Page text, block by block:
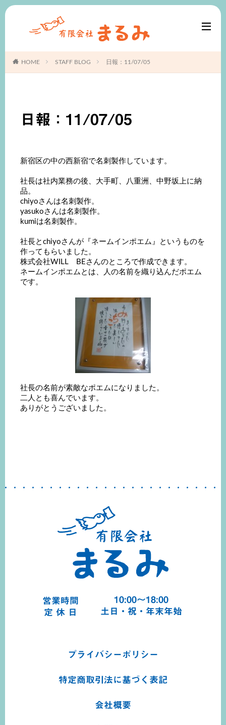
HOME STAFF BLOG 日報：11/07/05
日報：11/07/05
新宿区の中の西新宿で名刺製作しています。
社長は社内業務の後、大手町、八重洲、中野坂上に納
品。
chiyoさんは名刺製作。
yasukoさんは名刺製作。
kumiは名刺製作。
社長とchiyoさんが『ネームインポエム』というものを
作ってもらいました。
株式会社WILL BEさんのところで作成できます。
ネームインポエムとは、人の名前を織り込んだポエム
です。
社長の名前が素敵なポエムになりました。
二人とも喜んでいます。
ありがとうございました。
営業時間
10:00～18:00
定 休 日
土日・祝・年末年始
プライバシーポリシー
特定商取引法に基づく 表記
会社概要